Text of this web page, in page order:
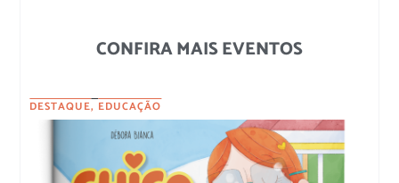
CONFIRA MAIS EVENTOS
DESTAQUE, EDUCAÇÃO